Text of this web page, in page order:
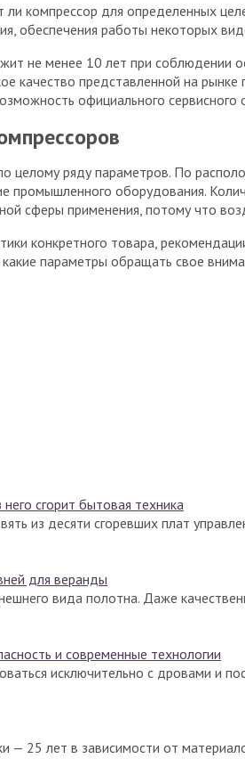
компрессор для определенных
обеспечения работы некоторых
не менее 10 лет при соблюдении
качество представленной на
официального сервисного
целому ряду параметров. По
промышленного оборудования.
сферы применения, потому что
конкретного товара,
параметры обращать свое
сгорит бытовая техника
из десяти сгоревших плат
для веранды
вида полотна. Даже
и современные технологии
исключительно с дровами и
— 25 лет в зависимости от